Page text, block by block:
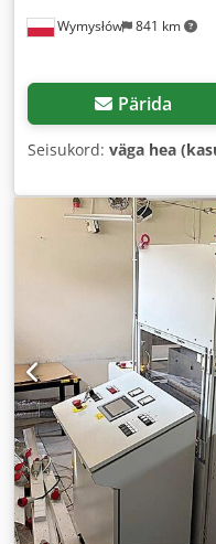
Wymysłów 841 km
Pärida
Seisukord: väga hea